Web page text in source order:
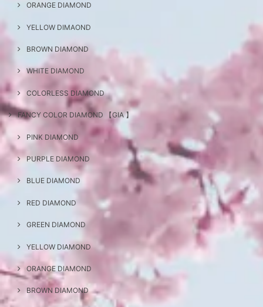
ORANGE DIAMOND
YELLOW DIMAOND
BROWN DIAMOND
WHITE DIAMOND
COLORLESS DIAMOND
FANCY COLOR DIAMOND 【GIA 】
PINK DIAMOND
PURPLE DIAMOND
BLUE DIAMOND
RED DIAMOND
GREEN DIAMOND
YELLOW DIAMOND
ORANGE DIAMOND
BROWN DIAMOND